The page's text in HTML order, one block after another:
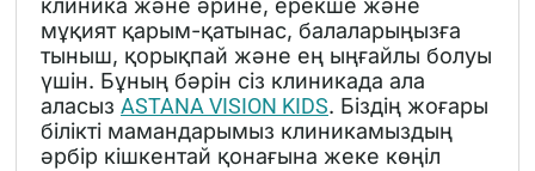
клиника және әрине, ерекше және
мұқият қарым-қатынас, балаларыңызға
тыныш, қорықпай және ең ыңғайлы болуы
үшін. Бұның бәрін сіз клиникада ала
аласыз ASTANA VISION KIDS. Біздің жоғары
білікті мамандарымыз клиникамыздың
әрбір кішкентай қонағына жеке көңіл